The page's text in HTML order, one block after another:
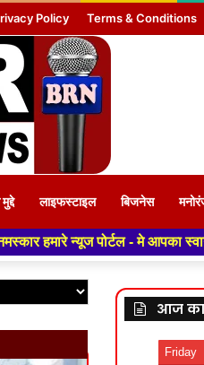
Policy Terms & Conditions
लाइफस्टाइल बिजनेस
मे आपका स्वागत हैं ,यहाँ आपको
आज
Friday